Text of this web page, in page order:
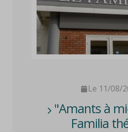
Le 11/08/
"Amants à
Familia